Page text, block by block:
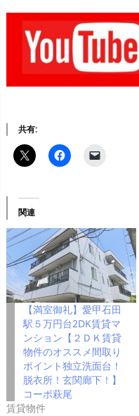
共有:
関連
【満室御礼】愛甲石田
駅５万円台2DK賃貸マ
ンション【２ＤＫ賃貸
物件のオススメ間取り
ポイント独立洗面台！
脱衣所！玄関廊下！】
コーポ萩尾
賃貸物件